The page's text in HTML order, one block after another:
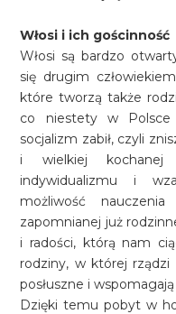
Włosi i ich gościnność
Włosi są bardzo
się drugim
które tworzą także
co niestety w Polsce
socjalizm zabił, czyli
i wielkiej
indywidualizmu i
możliwość
zapomnianej już
i radości, którą nam
rodziny, w której
posłuszne i
Dzięki temu pobyt w